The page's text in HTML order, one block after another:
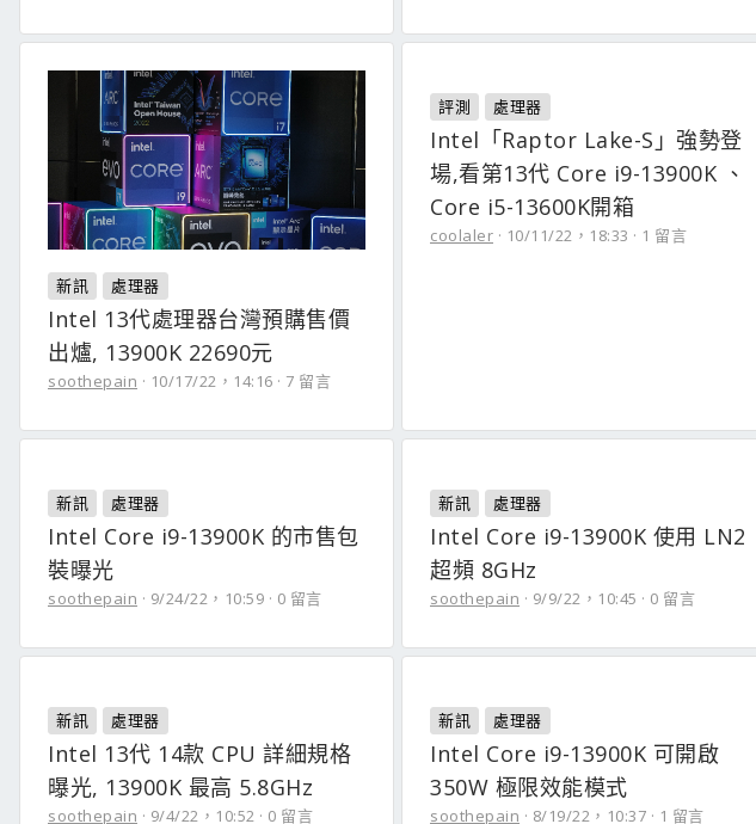
新訊 處理器
Intel 13代處理器台灣預購售價
出爐, 13900K 22690元
soothepain 10/17/22，14:16 7 留言
評測 處理器
Intel「Raptor Lake-S」強勢登
場,看第13代 Core i9-13900K 、
Core i5-13600K開箱
coolaler 10/11/22，18:33 1 留言
新訊 處理器
Intel Core i9-13900K 的市售包
裝曝光
soothepain 9/24/22，10:59 0 留言
新訊 處理器
Intel Core i9-13900K 使用 LN2
超頻 8GHz
soothepain 9/9/22，10:45 0 留言
新訊 處理器
Intel 13代 14款 CPU 詳細規格
曝光, 13900K 最高 5.8GHz
soothepain 9/4/22，10:52 0 留言
新訊 處理器
Intel Core i9-13900K 可開啟
350W 極限效能模式
soothepain 8/19/22，10:37 1 留言